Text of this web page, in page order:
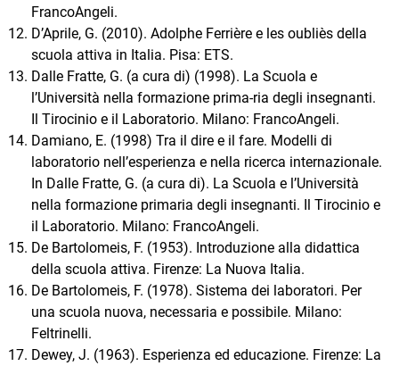
FrancoAngeli.
D’Aprile, G. (2010). Adolphe Ferrière e les oubliès della
scuola attiva in Italia. Pisa: ETS.
Dalle Fratte, G. (a cura di) (1998). La Scuola e
l’Università nella formazione prima-ria degli insegnanti.
Il Tirocinio e il Laboratorio. Milano: FrancoAngeli.
Damiano, E. (1998) Tra il dire e il fare. Modelli di
laboratorio nell’esperienza e nella ricerca internazionale.
In Dalle Fratte, G. (a cura di). La Scuola e l’Università
nella formazione primaria degli insegnanti. Il Tirocinio e
il Laboratorio. Milano: FrancoAngeli.
De Bartolomeis, F. (1953). Introduzione alla didattica
della scuola attiva. Firenze: La Nuova Italia.
De Bartolomeis, F. (1978). Sistema dei laboratori. Per
una scuola nuova, necessaria e possibile. Milano:
Feltrinelli.
Dewey, J. (1963). Esperienza ed educazione. Firenze: La